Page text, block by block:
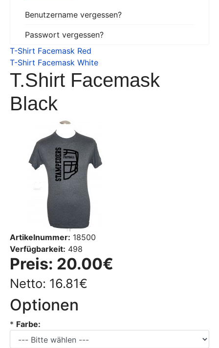
Benutzername vergessen?
Passwort vergessen?
T-Shirt Facemask Red
T-Shirt Facemask White
T.Shirt Facemask
Black
Artikelnummer: 18500
Verfügbarkeit: 498
Preis: 20.00€
Netto: 16.81€
Optionen
* Farbe: